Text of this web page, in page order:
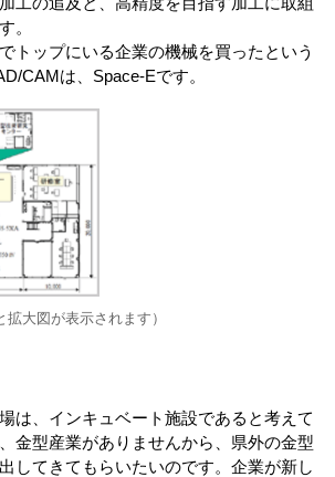
。
トップにいる企業の機械を買ったという
CAMは、Space-Eです。
拡大図が表示されます）
、インキュベート施設であると考えて
金型産業がありませんから、県外の金型
してきてもらいたいのです。企業が新し